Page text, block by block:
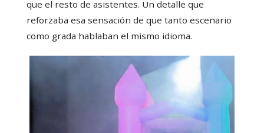
que el resto de asistentes. Un detalle que
reforzaba esa sensación de que tanto escenario
como grada hablaban el mismo idioma.